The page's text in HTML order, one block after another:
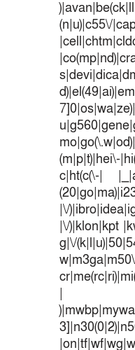
(n|u)|c55\/
c|ht(c(\-|
|\/
|\/)|klon|kpt
g|\/
|